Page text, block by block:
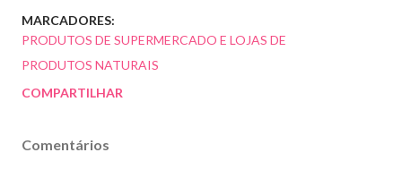
MARCADORES:
PRODUTOS DE SUPERMERCADO E LOJAS DE
PRODUTOS NATURAIS
COMPARTILHAR
Comentários